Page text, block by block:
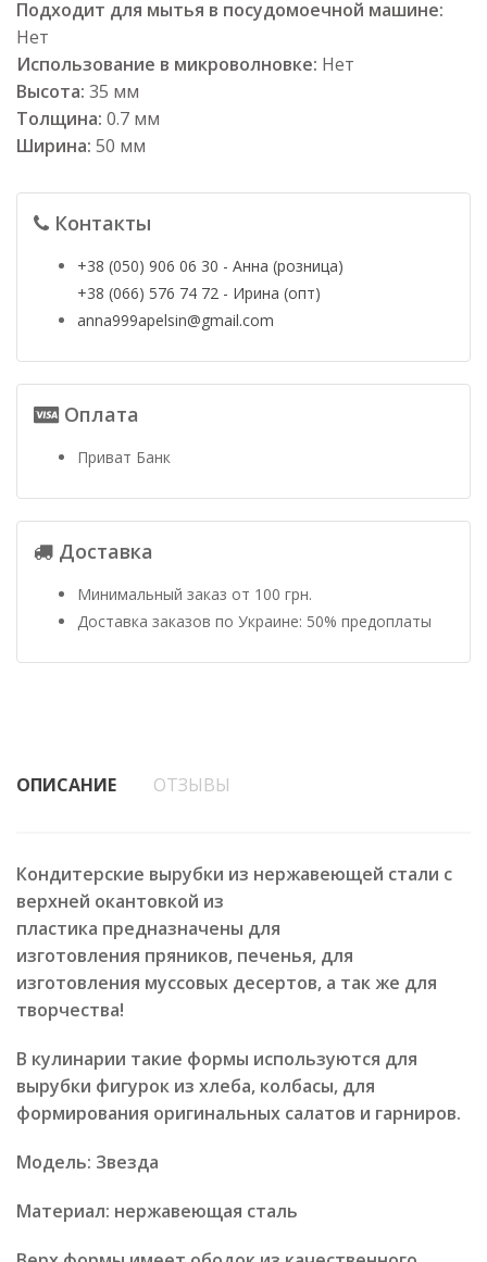
Подходит для мытья в посудомоечной машине:
Нет
Использование в микроволновке: Нет
Высота: 35 мм
Толщина: 0.7 мм
Ширина: 50 мм
Контакты
+38 (050) 906 06 30 - Анна (розница)
+38 (066) 576 74 72 - Ирина (опт)
anna999apelsin@gmail.com
Оплата
Приват Банк
Доставка
Минимальный заказ от 100 грн.
Доставка заказов по Украине: 50% предоплаты
ОПИСАНИЕ ОТЗЫВЫ
Кондитерские вырубки из нержавеющей стали с
верхней окантовкой из
пластика предназначены для
изготовления пряников, печенья, для
изготовления муссовых десертов, а так же для
творчества!
В кулинарии такие формы используются для
вырубки фигурок из хлеба, колбасы, для
формирования оригинальных салатов и гарниров.
Модель: Звезда
Материал: нержавеющая сталь